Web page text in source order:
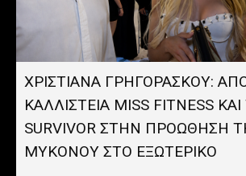
ΧΡΙΣΤΙΑΝΑ ΓΡΗΓΟΡΑΣΚΟΥ:
ΚΑΛΛΙΣΤΕΙΑ MISS FITNESS
SURVIVOR ΣΤΗΝ ΠΡΟΩΘΗΣΗ
ΜΥΚΟΝΟΥ ΣΤΟ ΕΞΩΤΕΡΙΚΟ